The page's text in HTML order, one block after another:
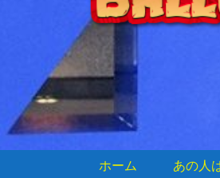
ホーム あの人